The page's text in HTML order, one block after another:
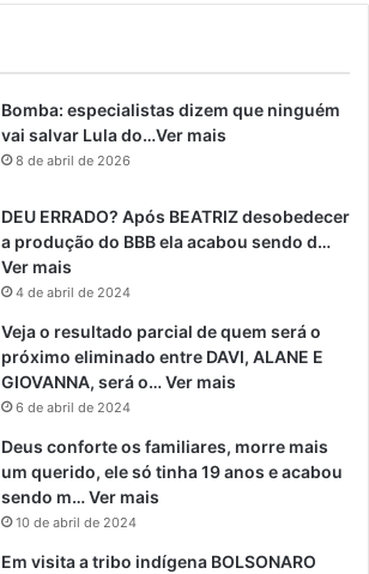
Bomba: especialistas dizem que ninguém
vai salvar Lula do…Ver mais
8 de abril de 2026
DEU ERRADO? Após BEATRIZ desobedecer
a produção do BBB ela acabou sendo d…
Ver mais
4 de abril de 2024
Veja o resultado parcial de quem será o
próximo eliminado entre DAVI, ALANE E
GIOVANNA, será o… Ver mais
6 de abril de 2024
Deus conforte os familiares, morre mais
um querido, ele só tinha 19 anos e acabou
sendo m… Ver mais
10 de abril de 2024
Em visita a tribo indígena BOLSONARO